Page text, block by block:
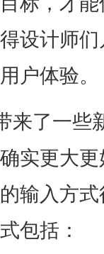
设计师
户体验。
来了一
实更大
输入方
包括：